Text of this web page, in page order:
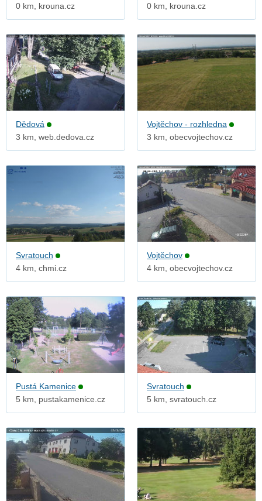
0 km, krouna.cz
0 km, krouna.cz
Dědová
3 km, web.dedova.cz
Vojtěchov - rozhledna
3 km, obecvojtechov.cz
Svratouch
4 km, chmi.cz
Vojtěchov
4 km, obecvojtechov.cz
Pustá Kamenice
5 km, pustakamenice.cz
Svratouch
5 km, svratouch.cz